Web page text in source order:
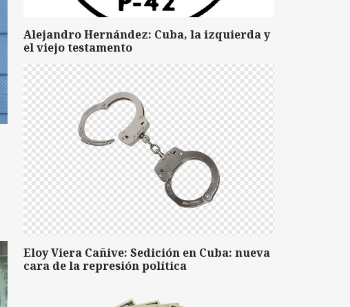
Alejandro Hernández: Cuba, la izquierda y
el viejo testamento
Eloy Viera Cañive: Sedición en Cuba: nueva
cara de la represión política